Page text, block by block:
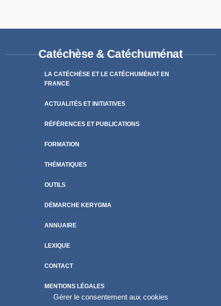
Gérer le consentement aux cookies
Catéchèse & Catéchuménat
LA CATÉCHÈSE ET LE CATÉCHUMÉNAT EN
FRANCE
ACTUALITÉS ET INITIATIVES
RÉFÉRENCES ET PUBLICATIONS
FORMATION
THÉMATIQUES
OUTILS
DÉMARCHE KERYGMA
ANNUAIRE
LEXIQUE
CONTACT
MENTIONS LÉGALES